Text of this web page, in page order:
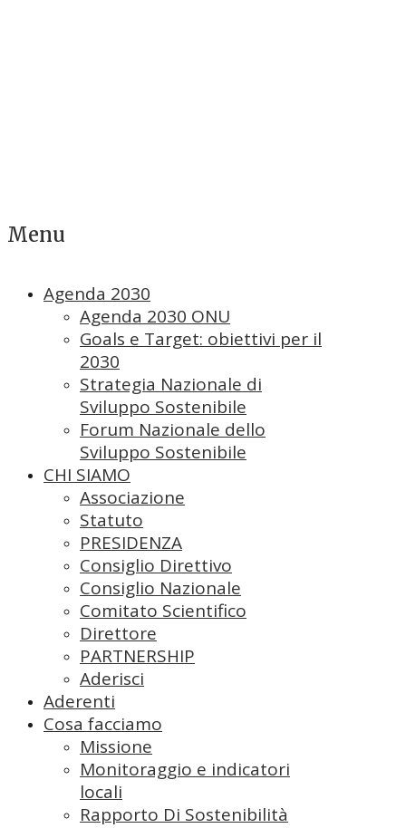
Menu
Agenda 2030
Agenda 2030 ONU
Goals e Target: obiettivi per il
2030
Strategia Nazionale di
Sviluppo Sostenibile
Forum Nazionale dello
Sviluppo Sostenibile
CHI SIAMO
Associazione
Statuto
PRESIDENZA
Consiglio Direttivo
Consiglio Nazionale
Comitato Scientifico
Direttore
PARTNERSHIP
Aderisci
Aderenti
Cosa facciamo
Missione
Monitoraggio e indicatori
locali
Rapporto Di Sostenibilità